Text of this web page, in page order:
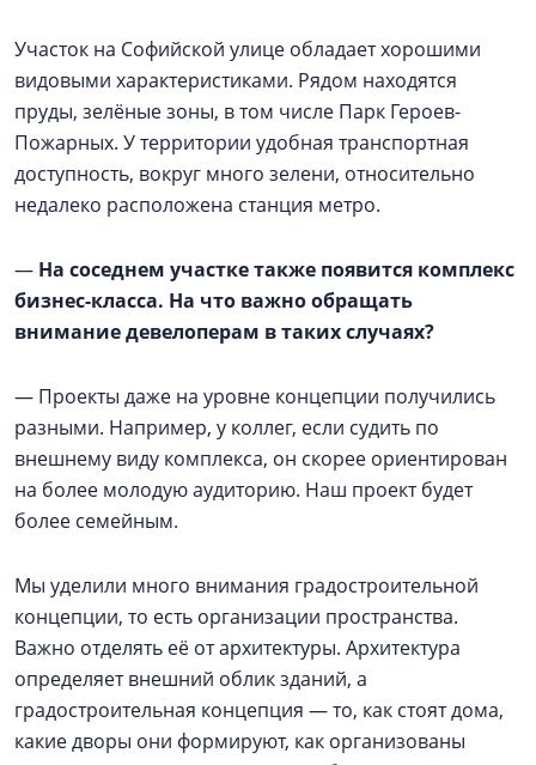
Участок на Софийской улице обладает хорошими
видовыми характеристиками. Рядом находятся
пруды, зелёные зоны, в том числе Парк Героев-
Пожарных. У территории удобная транспортная
доступность, вокруг много зелени, относительно
недалеко расположена станция метро.
— На соседнем участке также появится комплекс
бизнес-класса. На что важно обращать
внимание девелоперам в таких случаях?
— Проекты даже на уровне концепции получились
разными. Например, у коллег, если судить по
внешнему виду комплекса, он скорее ориентирован
на более молодую аудиторию. Наш проект будет
более семейным.
Мы уделили много внимания градостроительной
концепции, то есть организации пространства.
Важно отделять её от архитектуры. Архитектура
определяет внешний облик зданий, а
градостроительная концепция — то, как стоят дома,
какие дворы они формируют, как организованы